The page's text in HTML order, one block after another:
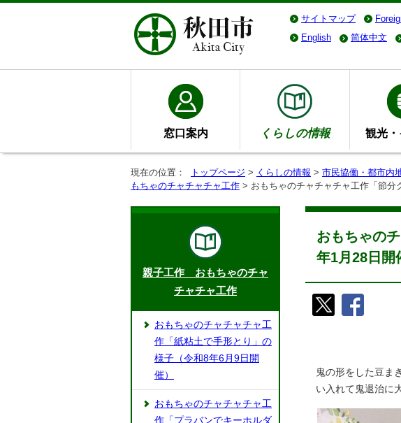
サイトマップ
English
简体中文
窓口案内 くらしの情報 観光・
現在の位置： トップページ > くらしの情報 > 市民協働・都市内
もちゃのチャチャチャ工作 > おもちゃのチャチャチャ工作「節分
おもちゃの
年1月28日開
鬼の形をした豆ま
い入れて鬼退治に
親子工作 おもちゃのチャ
チャチャ工作
おもちゃのチャチャチャ工
作「紙粘土で手形とり」の
様子（令和8年6月9日開
催）
おもちゃのチャチャチャ工
作「プラバンでキーホルダ